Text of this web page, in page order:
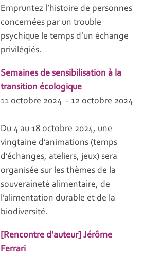
Empruntez l’histoire de personnes
concernées par un trouble
psychique le temps d’un échange
privilégiés.
Semaines de sensibilisation à la
transition écologique
11 octobre 2024 - 12 octobre 2024
Du 4 au 18 octobre 2024, une
vingtaine d’animations (temps
d’échanges, ateliers, jeux) sera
organisée sur les thèmes de la
souveraineté alimentaire, de
l’alimentation durable et de la
biodiversité.
[Rencontre d'auteur] Jérôme
Ferrari